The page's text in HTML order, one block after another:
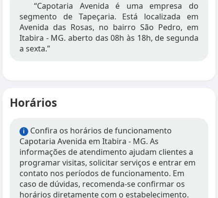
“Capotaria Avenida é uma empresa do
segmento de Tapeçaria. Está localizada em
Avenida das Rosas, no bairro São Pedro, em
Itabira - MG. aberto das 08h às 18h, de segunda
a sexta.”
Horários
i
Confira os horários de funcionamento
Capotaria Avenida em Itabira - MG. As
informações de atendimento ajudam clientes a
programar visitas, solicitar serviços e entrar em
contato nos períodos de funcionamento. Em
caso de dúvidas, recomenda-se confirmar os
horários diretamente com o estabelecimento.